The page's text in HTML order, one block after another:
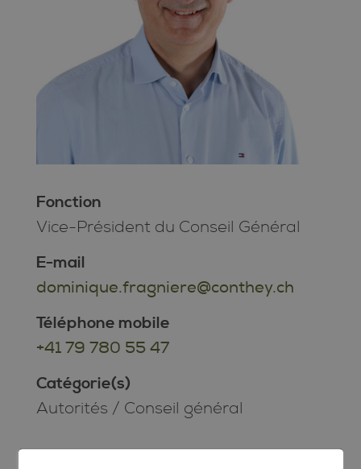
Fonction
Vice-Président du Conseil Général
E-mail
dominique.fragniere@conthey.ch
Téléphone mobile
+41 79 780 55 47
Catégorie(s)
Autorités / Conseil général